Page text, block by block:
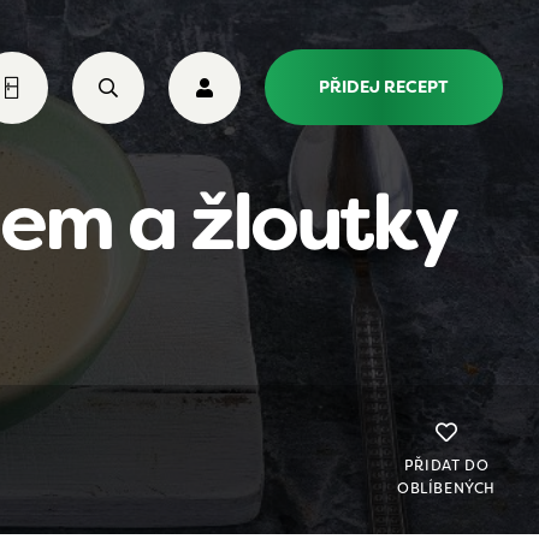
PŘIDEJ RECEPT
a žloutky
PŘIDAT DO
OBLÍBENÝCH